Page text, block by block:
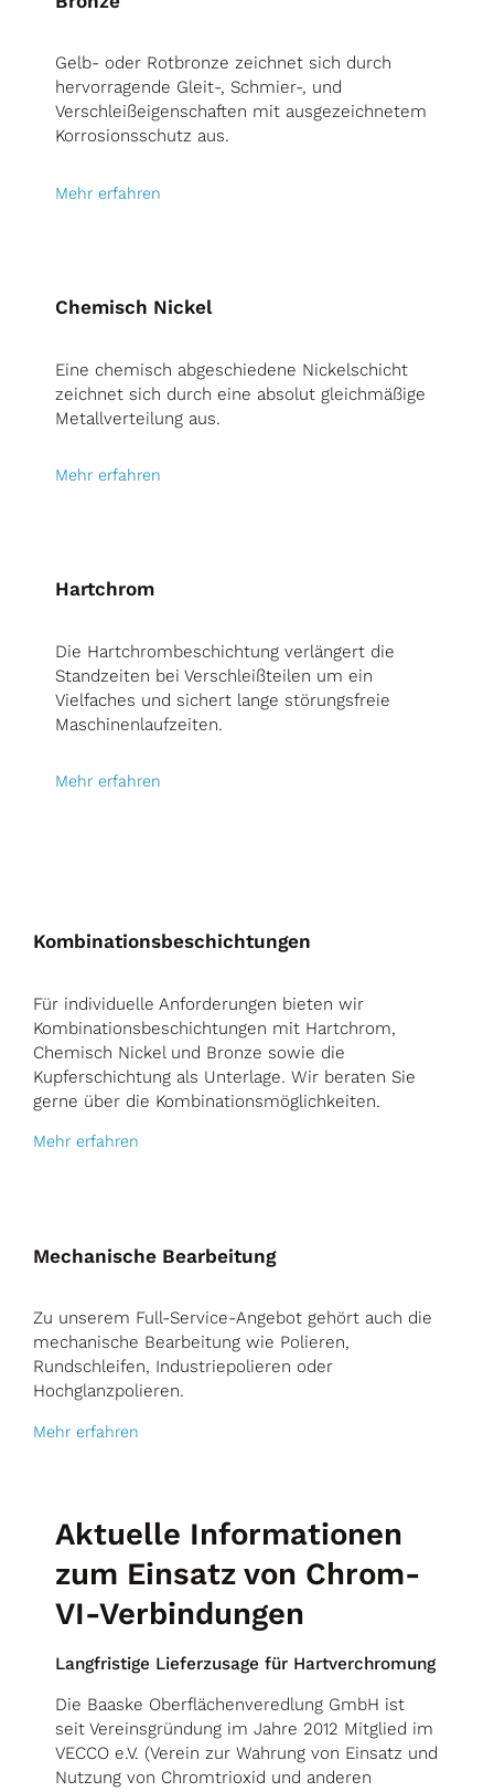
Gelb- oder Rotbronze zeichnet sich durch
hervorragende Gleit-, Schmier-, und
Verschleißeigenschaften mit ausgezeichnetem
Korrosionsschutz aus.
Mehr erfahren
Chemisch Nickel
Eine chemisch abgeschiedene Nickelschicht
zeichnet sich durch eine absolut gleichmäßige
Metallverteilung aus.
Mehr erfahren
Hartchrom
Die Hartchrombeschichtung verlängert die
Standzeiten bei Verschleißteilen um ein
Vielfaches und sichert lange störungsfreie
Maschinenlaufzeiten.
Mehr erfahren
Kombinationsbeschichtungen
Für individuelle Anforderungen bieten wir
Kombinationsbeschichtungen mit Hartchrom,
Chemisch Nickel und Bronze sowie die
Kupferschichtung als Unterlage. Wir beraten Sie
gerne über die Kombinationsmöglichkeiten.
Mehr erfahren
Mechanische Bearbeitung
Zu unserem Full-Service-Angebot gehört auch die
mechanische Bearbeitung wie Polieren,
Rundschleifen, Industriepolieren oder
Hochglanzpolieren.
Mehr erfahren
Aktuelle Informationen
zum Einsatz von Chrom-
VI-Verbindungen
Langfristige Lieferzusage für Hartverchromung
Die Baaske Oberflächenveredlung GmbH ist
seit Vereinsgründung im Jahre 2012 Mitglied im
VECCO e.V. (Verein zur Wahrung von Einsatz und
Nutzung von Chromtrioxid und anderen